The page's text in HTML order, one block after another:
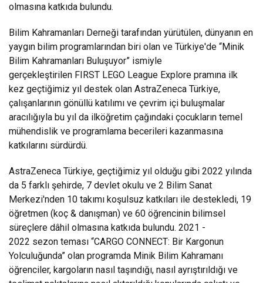
olmasına katkıda bulundu.
Bilim Kahramanları Derneği tarafından yürütülen, dünyanın en
yaygın bilim programlarından biri olan ve Türkiye'de “Minik
Bilim Kahramanları Buluşuyor” ismiyle
gerçekleştirilen FIRST LEGO League Explore pramına ilk
kez geçtiğimiz yıl destek olan AstraZeneca Türkiye,
çalışanlarının gönüllü katılımı ve çevrim içi buluşmalar
aracılığıyla bu yıl da ilköğretim çağındaki çocukların temel
mühendislik ve programlama becerileri kazanmasına
katkılarını sürdürdü.
AstraZeneca Türkiye, geçtiğimiz yıl olduğu gibi 2022 yılında
da 5 farklı şehirde, 7 devlet okulu ve 2 Bilim Sanat
Merkezi'nden 10 takımı koşulsuz katkıları ile destekledi, 19
öğretmen (koç & danışman) ve 60 öğrencinin bilimsel
süreçlere dâhil olmasına katkıda bulundu. 2021 -
2022 sezon teması “CARGO CONNECT: Bir Kargonun
Yolculuğunda” olan programda Minik Bilim Kahramanı
öğrenciler, kargoların nasıl taşındığı, nasıl ayrıştırıldığı ve